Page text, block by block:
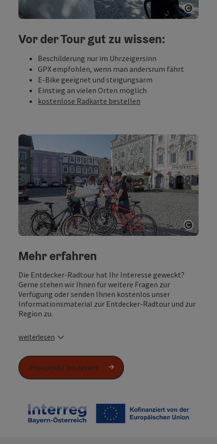
Vor der Tour gut zu wissen:
Beschilderung nur im Uhrzeigersinn
GPX empfohlen, wenn man andersrum fährt
E-Bike geeignet und steigungsarm
Einstieg an vielen Orten möglich
kostenlose Radkarte bestellen
Mehr erfahren
Die Entdecker-Radtour hat Ihr Interesse geweckt?
Gerne stehen wir Ihnen für weitere Fragen zur
Verfügung oder senden Ihnen kostenlos unser
Informationsmaterial zur Entdecker-Radtour und zur
Region zu.
weiterlesen
Prospekte bestellen